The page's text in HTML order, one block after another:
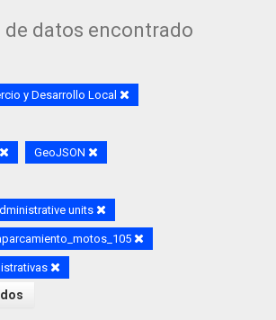
de datos encontrado
y Desarrollo Local
GeoJSON
units